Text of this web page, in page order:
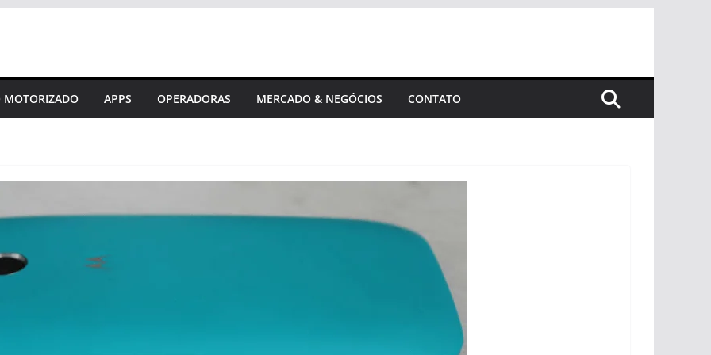
APPS OPERADORAS MERCADO & NEGÓCIOS CONTATO